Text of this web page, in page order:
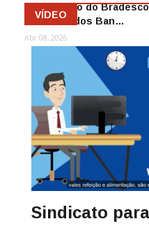
Funcionário do
Sindicato dos Ban…
Abr 08, 2026
VÍDEO
Sindicato